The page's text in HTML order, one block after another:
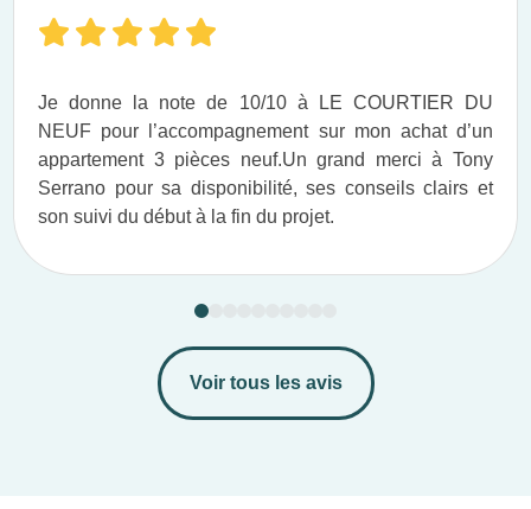
Je donne la note de 10/10 à LE COURTIER DU
NEUF pour l’accompagnement sur mon achat d’un
appartement 3 pièces neuf.​ Un grand merci à Tony
Serrano pour sa disponibilité, ses conseils clairs et
son suivi du début à la fin du projet.​
Voir tous les avis